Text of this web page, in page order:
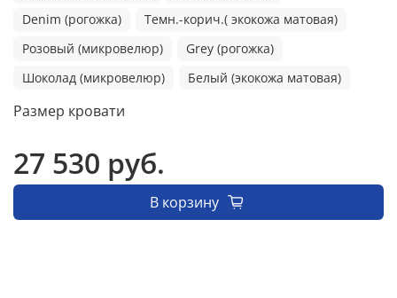
Denim (рогожка)
Темн.-корич.( экокожа матовая)
Розовый (микровелюр)
Grey (рогожка)
Шоколад (микровелюр)
Белый (экокожа матовая)
Размер кровати
27 530 руб.
В корзину